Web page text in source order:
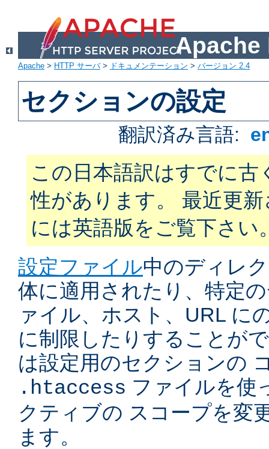
Apache
Apache > HTTP サーバ> ドキュメンテーション > バージョン 2.4
セクションの設定
翻訳済み言語:
この日本語訳はすでに古
性があります。 最近更
には英語版をご覧下さい
設定ファイル中のディレ
体に適用されたり、特定
ァイル、ホスト、URL に
に制限したりすることが
は設定用のセクションの
.htaccess ファイルを使
クティブの スコープを変
ます。